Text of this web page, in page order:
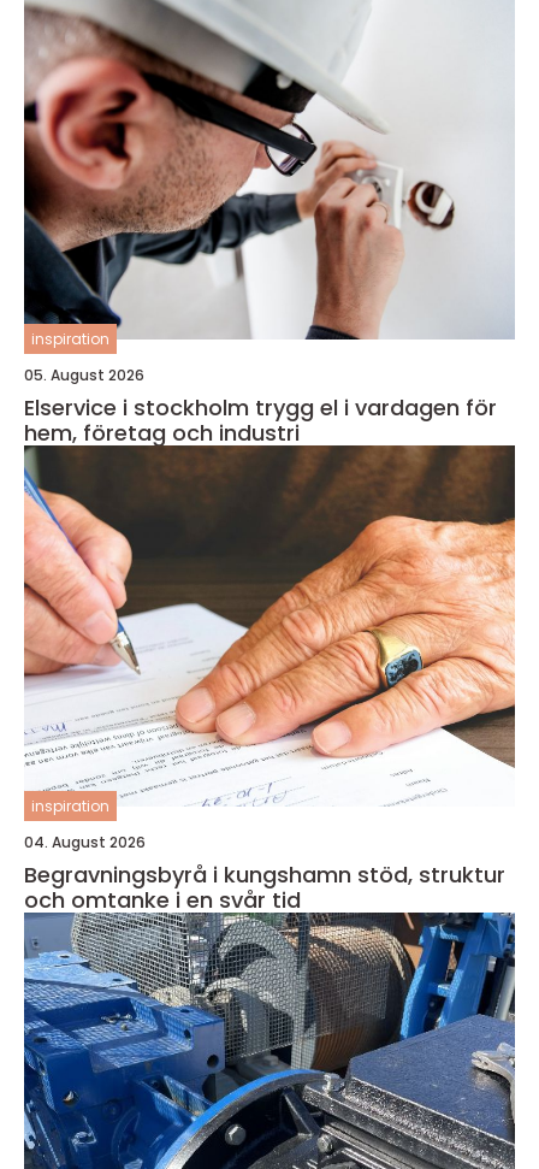
inspiration
05. August 2026
Elservice i stockholm trygg el i vardagen för
hem, företag och industri
inspiration
04. August 2026
Begravningsbyrå i kungshamn stöd, struktur
och omtanke i en svår tid